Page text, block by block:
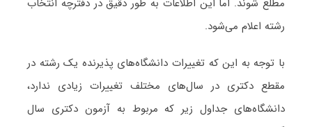
رشته اعلام می‌شود.
با توجه به این که تغییرات دانشگاه‌های پذیرنده یک رشته در
مقطع دکتری در سال‌های مختلف تغییرات زیادی ندارد،
دانشگاه‌های جداول زیر که مربوط به آزمون دکتری سال